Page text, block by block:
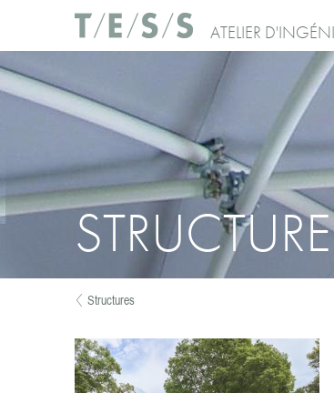
Aller au contenu principal
ATELIER
Structures